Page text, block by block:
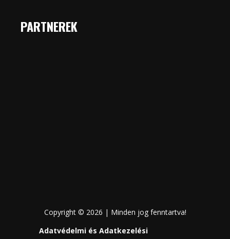
PARTNEREK
Copyright © 2026 | Minden jog fenntartva!
Adatvédelmi és Adatkezelési